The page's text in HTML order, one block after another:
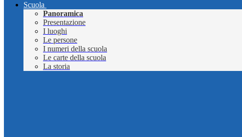
Scuola
Panoramica
Presentazione
I luoghi
Le persone
I numeri della scuola
Le carte della scuola
La storia